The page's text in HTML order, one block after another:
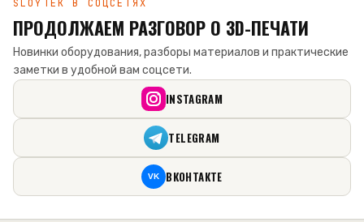
SLOYTEK В СОЦСЕТЯХ
ПРОДОЛЖАЕМ РАЗГОВОР О 3D-ПЕЧАТИ
Новинки оборудования, разборы материалов и практические
заметки в удобной вам соцсети.
INSTAGRAM
TELEGRAM
VK ВКОНТАКТЕ